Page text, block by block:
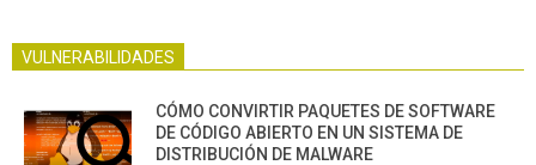
VULNERABILIDADES
CÓMO CONVIRTIR PAQUETES DE SOFTWARE
DE CÓDIGO ABIERTO EN UN SISTEMA DE
DISTRIBUCIÓN DE MALWARE